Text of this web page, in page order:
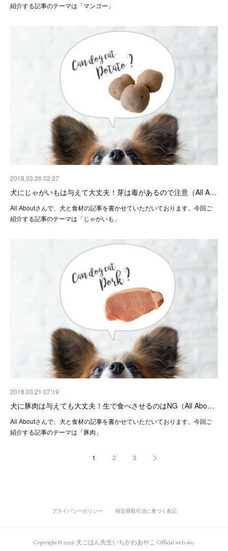
紹介する記事のテーマは「マンゴー」
2018.03.26 02:37
犬にじゃがいもは与えて大丈夫！芽は毒があるので注意（All A…
All Aboutさんで、犬と食材の記事を書かせていただいております。今回ご
紹介する記事のテーマは「じゃがいも」
2018.03.21 07:19
犬に豚肉は与えても大丈夫！生で食べさせるのはNG（All Abo…
All Aboutさんで、犬と食材の記事を書かせていただいております。今回ご
紹介する記事のテーマは「豚肉」
1 2 3
プライバシーポリシー 特定商取引法に基づく表記
Copyright ©2026 犬ごはん先生いちかわあやこ Official web site.